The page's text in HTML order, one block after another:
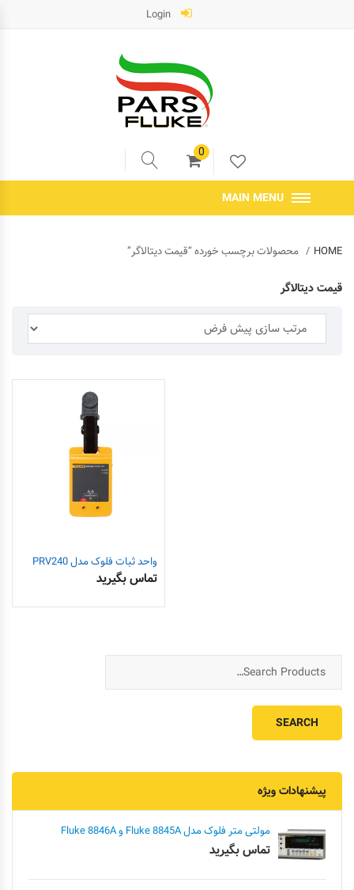
0
MAIN MENU
HOME محصولات برچسب خورده “قیمت دیتالاگر”
قیمت دیتالاگر
واحد ثبات فلوک مدل PRV240
تماس بگیرید
پیشنهادات ویژه
مولتی متر فلوک مدل Fluke 8845A و Fluke 8846A
تماس بگیرید